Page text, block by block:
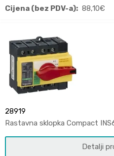
Cijena (bez PDV-a): 88,10€
28919
Rastavna sklopka Compact
Detalji